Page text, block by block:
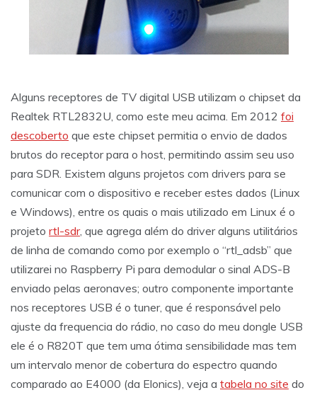
Alguns receptores de TV digital USB utilizam o chipset da
Realtek RTL2832U, como este meu acima. Em 2012 foi
descoberto que este chipset permitia o envio de dados
brutos do receptor para o host, permitindo assim seu uso
para SDR. Existem alguns projetos com drivers para se
comunicar com o dispositivo e receber estes dados (Linux
e Windows), entre os quais o mais utilizado em Linux é o
projeto rtl-sdr, que agrega além do driver alguns utilitários
de linha de comando como por exemplo o “rtl_adsb” que
utilizarei no Raspberry Pi para demodular o sinal ADS-B
enviado pelas aeronaves; outro componente importante
nos receptores USB é o tuner, que é responsável pelo
ajuste da frequencia do rádio, no caso do meu dongle USB
ele é o R820T que tem uma ótima sensibilidade mas tem
um intervalo menor de cobertura do espectro quando
comparado ao E4000 (da Elonics), veja a tabela no site do